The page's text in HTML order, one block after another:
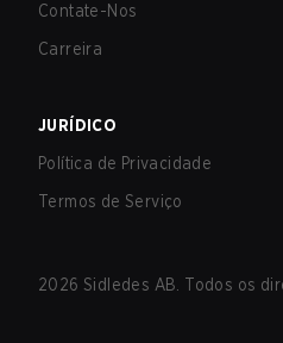
Contate-Nos
Carreira
JURÍDICO
Política de Privacidade
Termos de Serviço
2026 Sidledes AB. Todos os